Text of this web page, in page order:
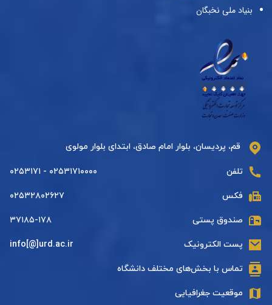
بنیاد ملی نخبگان
قم، پردیسان، بلوار امام صادق، ابتدای بلوار مولوی
تلفن ۰۲۵۳۱۷۱۰۰۰۰ - ۰۲۵۳۱۷۱
فکس ۰۲۵۳۲۸۰۲۶۲۷
صندوق پستی ۳۷۱۸۵-۱۷۸
پست الکترونیک info[@]urd.ac.ir
تماس با بخش‌های مختلف دانشگاه
موقعیت جغرافیایی